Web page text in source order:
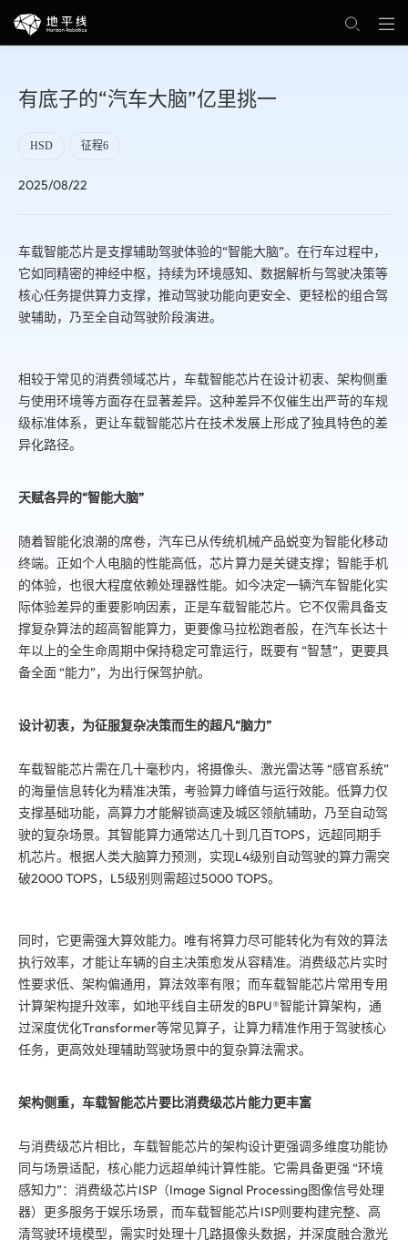
有底子的“汽车大脑”亿里挑一
2025/08/22
HSD 征程6
车载智能芯片是支撑辅助驾驶体验的“智能大脑”。在行车过程中，
它如同精密的神经中枢，持续为环境感知、数据解析与驾驶决策等
核心任务提供算力支撑，推动驾驶功能向更安全、更轻松的组合驾
驶辅助，乃至全自动驾驶阶段演进。
相较于常见的消费领域芯片，车载智能芯片在设计初衷、架构侧重
与使用环境等方面存在显著差异。这种差异不仅催生出严苛的车规
级标准体系，更让车载智能芯片在技术发展上形成了独具特色的差
异化路径。
天赋各异的“智能大脑”
随着智能化浪潮的席卷，汽车已从传统机械产品蜕变为智能化移动
终端。正如个人电脑的性能高低，芯片算力是关键支撑；智能手机
的体验，也很大程度依赖处理器性能。如今决定一辆汽车智能化实
际体验差异的重要影响因素，正是车载智能芯片。它不仅需具备支
撑复杂算法的超高智能算力，更要像马拉松跑者般，在汽车长达十
年以上的全生命周期中保持稳定可靠运行，既要有 “智慧”，更要具
备全面 “能力”，为出行保驾护航。
设计初衷，为征服复杂决策而生的超凡“脑力”
车载智能芯片需在几十毫秒内，将摄像头、激光雷达等 “感官系统”
的海量信息转化为精准决策，考验算力峰值与运行效能。低算力仅
支撑基础功能，高算力才能解锁高速及城区领航辅助，乃至自动驾
驶的复杂场景。其智能算力通常达几十到几百TOPS，远超同期手
机芯片。根据人类大脑算力预测，实现L4级别自动驾驶的算力需突
破2000 TOPS，L5级别则需超过5000 TOPS。
同时，它更需强大算效能力。唯有将算力尽可能转化为有效的算法
执行效率，才能让车辆的自主决策愈发从容精准。消费级芯片实时
性要求低、架构偏通用，算法效率有限；而车载智能芯片常用专用
计算架构提升效率，如地平线自主研发的BPU®智能计算架构，通
过深度优化Transformer等常见算子，让算力精准作用于驾驶核心
任务，更高效处理辅助驾驶场景中的复杂算法需求。
架构侧重， 车载智能芯片要比消费级芯片能力更丰富
与消费级芯片相比，车载智能芯片的架构设计更强调多维度功能协
同与场景适配，核心能力远超单纯计算性能。它需具备更强 “环境
感知力”：消费级芯片ISP（Image Signal Processing图像信号处理
器）更多服务于娱乐场景，而车载智能芯片ISP则要构建完整、高
清驾驶环境模型，需实时处理十几路摄像头数据，并深度融合激光